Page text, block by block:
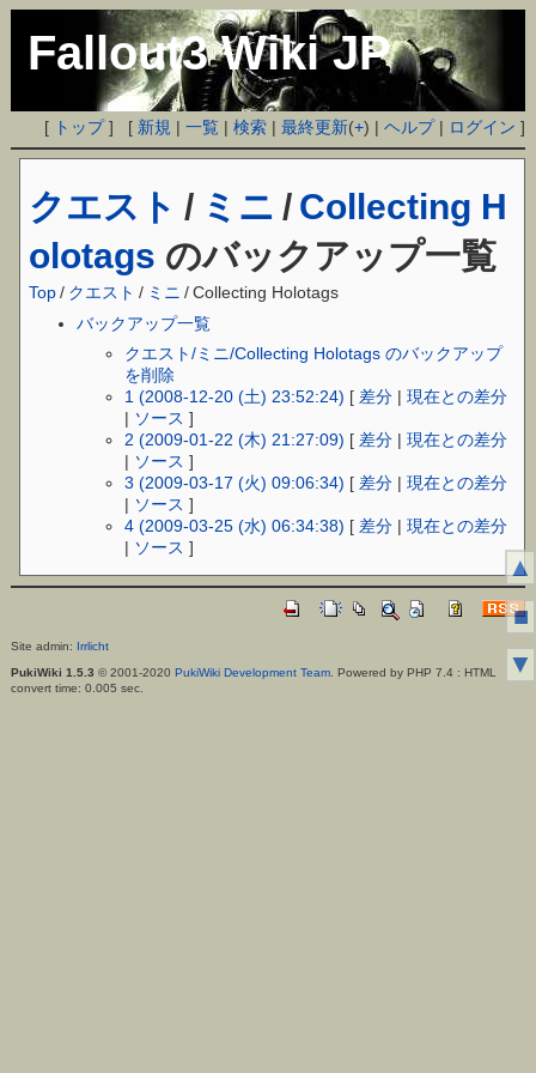
Fallout3 Wiki JP
[ トップ] [ 新規 |一覧 |検索 |最終更新(+) |ヘルプ| ログイン ]
クエスト / ミニ / Collecting H
olotags のバックアップ一覧
Top / クエスト / ミニ / Collecting Holotags
バックアップ一覧
クエスト/ミニ/Collecting Holotags のバックアップ
を削除
1 (2008-12-20 (土) 23:52:24) [ 差分 |現在との差分
| ソース ]
2 (2009-01-22 (木) 21:27:09) [ 差分 |現在との差分
| ソース ]
3 (2009-03-17 (火) 09:06:34) [ 差分 |現在との差分
| ソース ]
4 (2009-03-25 (水) 06:34:38) [ 差分 |現在との差分
| ソース ]
Site admin: Irrlicht
PukiWiki 1.5.3 © 2001-2020 PukiWiki Development Team. Powered by PHP 7.4 : HTML
convert time: 0.005 sec.
▲
■
▼